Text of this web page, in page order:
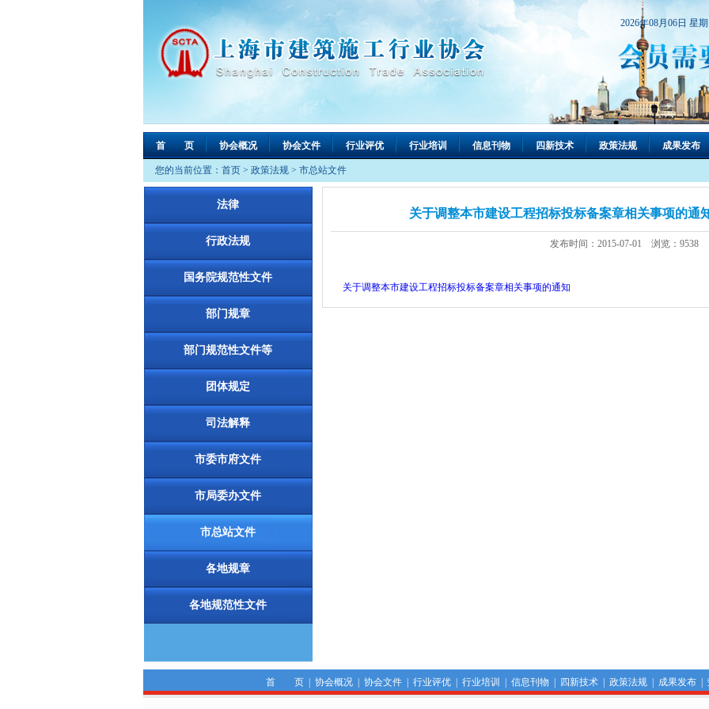
2026年08月06日 星
首 页 协会概况 协会文件 行业评优 行业培训 信息刊物 四新技术 政策法规 成果发布
您的当前位置： 首页 > 政策法规 > 市总站文件
法律
行政法规
国务院规范性文件
部门规章
部门规范性文件等
团体规定
司法解释
市委市府文件
市局委办文件
市总站文件
各地规章
各地规范性文件
关于调整本市建设工程招标投标备案章相关事项的通
发布时间：2015-07-01 浏览：9538
关于调整本市建设工程招标投标备案章相关事项的通知
首 页| 协会概况| 协会文件| 行业评优| 行业培训 信息刊物 四新技术| 政策法规| 成果发布|